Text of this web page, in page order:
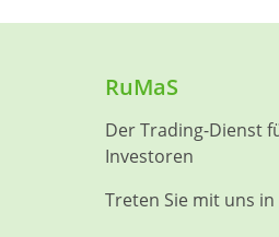
RuMaS
Der Trading-Dienst
Investoren
Treten Sie mit uns in